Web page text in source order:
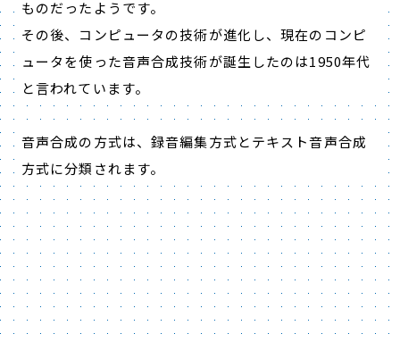
ものだったようです。
その後、コンピュータの技術が進化し、現在のコンピ
ュータを使った音声合成技術が誕生したのは1950年代
と言われています。
音声合成の方式は、録音編集方式とテキスト音声合成
方式に分類されます。